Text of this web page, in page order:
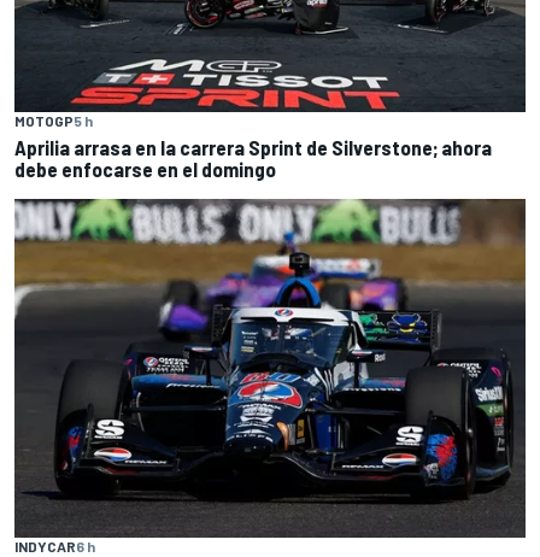
MOTOGP5 h
Aprilia arrasa en la carrera Sprint de Silverstone; ahora
debe enfocarse en el domingo
INDYCAR6 h